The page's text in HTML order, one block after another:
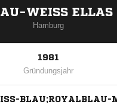
WEISS ELLAS
Hamburg
1981
Gründungsjahr
BLAU;ROYALBLAU-